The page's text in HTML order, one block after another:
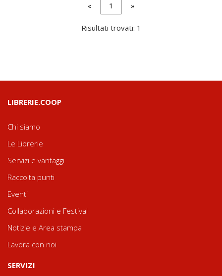
« 1 »
Risultati trovati: 1
LIBRERIE.COOP
Chi siamo
Le Librerie
Servizi e vantaggi
Raccolta punti
Eventi
Collaborazioni e Festival
Notizie e Area stampa
Lavora con noi
SERVIZI